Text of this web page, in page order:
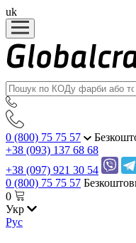
uk
0 (800) 75 75 57
+38 (093) 137 68 68
+38 (097) 921 30 54
0 (800) 75 75 57
0
Укр
Рус